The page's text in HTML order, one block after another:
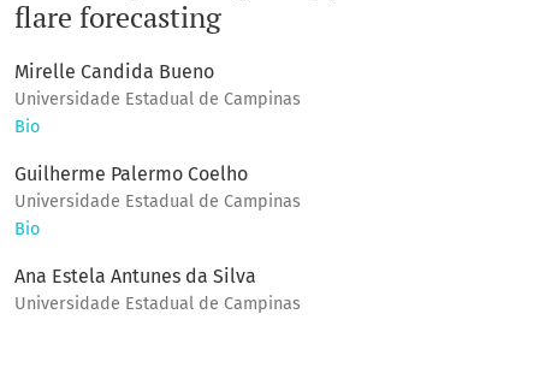
flare forecasting
Mirelle Candida Bueno
Universidade Estadual de Campinas
Bio
Guilherme Palermo Coelho
Universidade Estadual de Campinas
Bio
Ana Estela Antunes da Silva
Universidade Estadual de Campinas